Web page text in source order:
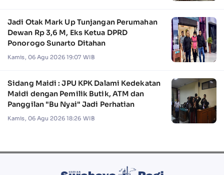
Jadi Otak Mark Up Tunjangan Perumahan
Dewan Rp 3,6 M, Eks Ketua DPRD
Ponorogo Sunarto Ditahan
Kamis, 06 Agu 2026 19:07 WIB
Sidang Maidi : JPU KPK Dalami Kedekatan
Maidi dengan Pemilik Butik, ATM dan
Panggilan "Bu Nyai" Jadi Perhatian
Kamis, 06 Agu 2026 18:26 WIB